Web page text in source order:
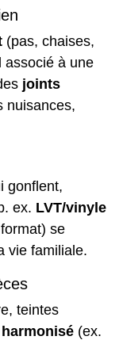
(pas, chaises,
associé à une
joints
nuisances,
gonflent,
ex. LVT/vinyle
se
vie familiale.
teintes
(ex.